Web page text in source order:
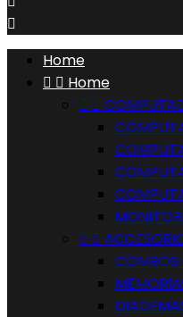

Home
  Home
 
 